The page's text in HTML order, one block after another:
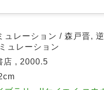
ュレーション / 森戸晋,
ュレーション
店 , 2000.5